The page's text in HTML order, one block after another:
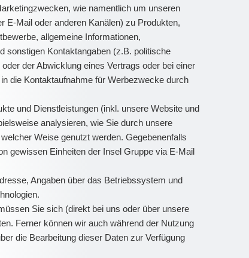
wie namentlich um unseren
E-Mail oder anderen Kanälen) zu Produkten,
allgemeine Informationen,
sonstigen Kontaktangaben (z.B. politische
der Abwicklung eines Vertrags oder bei einer
die Kontaktaufnahme für Werbezwecke durch
und Dienstleistungen (inkl. unsere Website und
analysieren, wie Sie durch unsere
Weise genutzt werden. Gegebenenfalls
gewissen Einheiten der Insel Gruppe via E-Mail
Angaben über das Betriebssystem und
Sie sich (direkt bei uns oder über unsere
Ferner können wir auch während der Nutzung
die Bearbeitung dieser Daten zur Verfügung